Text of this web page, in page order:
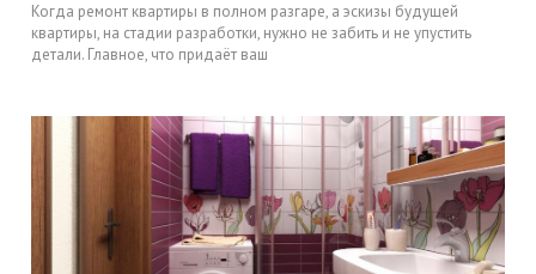
Когда ремонт квартиры в полном разгаре, а эскизы будущей
квартиры, на стадии разработки, нужно не забить и не упустить
детали. Главное, что придаёт ваш